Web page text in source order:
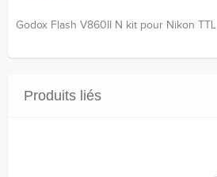
Godox Flash V860II N kit pour Nikon TTL
Produits liés